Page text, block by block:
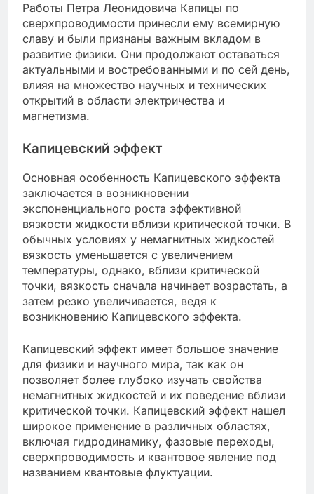
Работы Петра Леонидовича Капицы по
сверхпроводимости принесли ему всемирную
славу и были признаны важным вкладом в
развитие физики. Они продолжают оставаться
актуальными и востребованными и по сей день,
влияя на множество научных и технических
открытий в области электричества и
магнетизма.
Капицевский эффект
Основная особенность Капицевского эффекта
заключается в возникновении
экспоненциального роста эффективной
вязкости жидкости вблизи критической точки. В
обычных условиях у немагнитных жидкостей
вязкость уменьшается с увеличением
температуры, однако, вблизи критической
точки, вязкость сначала начинает возрастать, а
затем резко увеличивается, ведя к
возникновению Капицевского эффекта.
Капицевский эффект имеет большое значение
для физики и научного мира, так как он
позволяет более глубоко изучать свойства
немагнитных жидкостей и их поведение вблизи
критической точки. Капицевский эффект нашел
широкое применение в различных областях,
включая гидродинамику, фазовые переходы,
сверхпроводимость и квантовое явление под
названием квантовые флуктуации.